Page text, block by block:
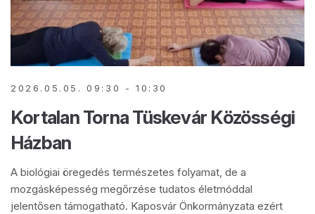
2026.05.05. 09:30 - 10:30
Kortalan Torna Tüskevár Közösségi
Házban
A biológiai öregedés természetes folyamat, de a
mozgásképesség megőrzése tudatos életmóddal
jelentősen támogatható. Kaposvár Önkormányzata ezért